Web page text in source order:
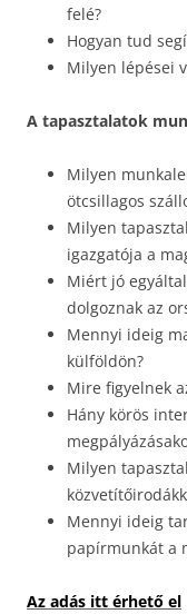
felé?
Hogyan tud
Milyen lépései
A tapasztalatok
Milyen
ötcsillagos
Milyen
igazgatója a
Miért jó
dolgoznak az
Mennyi ideig
külföldön?
Mire figyelnek
Hány körös
Milyen
Mennyi ideig
papírmunkát a
Az adás itt érhető el